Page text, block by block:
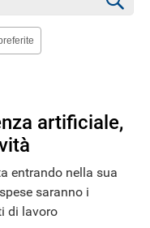
MAIL
artificiale,
entrando nella sua
saranno i
di lavoro